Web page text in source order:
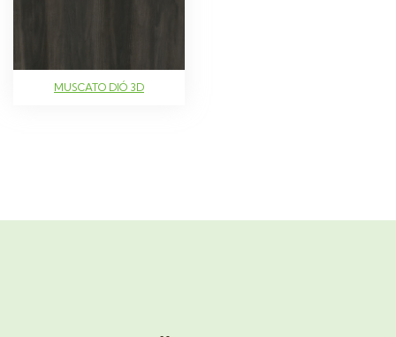
MUSCATO DIÓ 3D